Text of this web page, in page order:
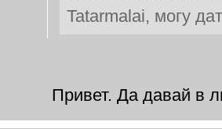
Tatarmalai, могу
Привет. Да давай в